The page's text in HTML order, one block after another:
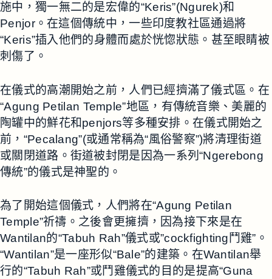
施中，獨一無二的是宏偉的“Keris”(Ngurek)和
Penjor。在這個傳統中，一些印度教社區通過將
“Keris”插入他們的身體而處於恍惚狀態。甚至眼睛被
刺傷了。
在儀式的高潮開始之前，人們已經擠滿了儀式區。在
“Agung Petilan Temple”地區，有傳統音樂、美麗的
陶罐中的鮮花和penjors等多種安排。在儀式開始之
前，“Pecalang”(或通常稱為“風俗警察”)將清理街道
或關閉道路。街道被封閉是因為一系列“Ngerebong
傳統”的儀式是神聖的。
為了開始這個儀式，人們將在“Agung Petilan
Temple”祈禱。之後會更擁擠，因為接下來是在
Wantilan的“Tabuh Rah”儀式或”cockfighting鬥雞”。
“Wantilan”是一座形似“Bale”的建築。在Wantilan舉
行的“Tabuh Rah”或鬥雞儀式的目的是提高“Guna